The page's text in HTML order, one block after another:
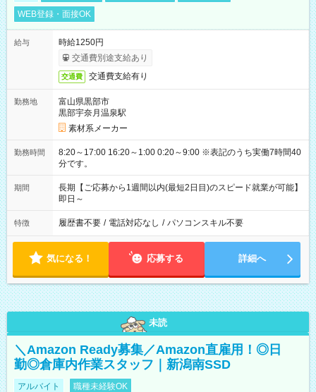
WEB登録・面接OK
給与
時給1250円
交通費別途支給あり
交通費 交通費支給有り
勤務地
富山県黒部市
黒部宇奈月温泉駅
素材系メーカー
勤務時間
8:20～17:00 16:20～1:00 0:20～9:00 ※表記のうち実働7時間40
分です。
期間
長期【ご応募から1週間以内(最短2日目)のスピード就業が可能】
即日～
特徴 履歴書不要 / 電話対応なし / パソコンスキル不要
気になる！ 応募する 詳細へ
未読
＼Amazon Ready募集／Amazon直雇用！◎日
勤◎倉庫内作業スタッフ｜新潟南SSD
アルバイト 職種未経験OK